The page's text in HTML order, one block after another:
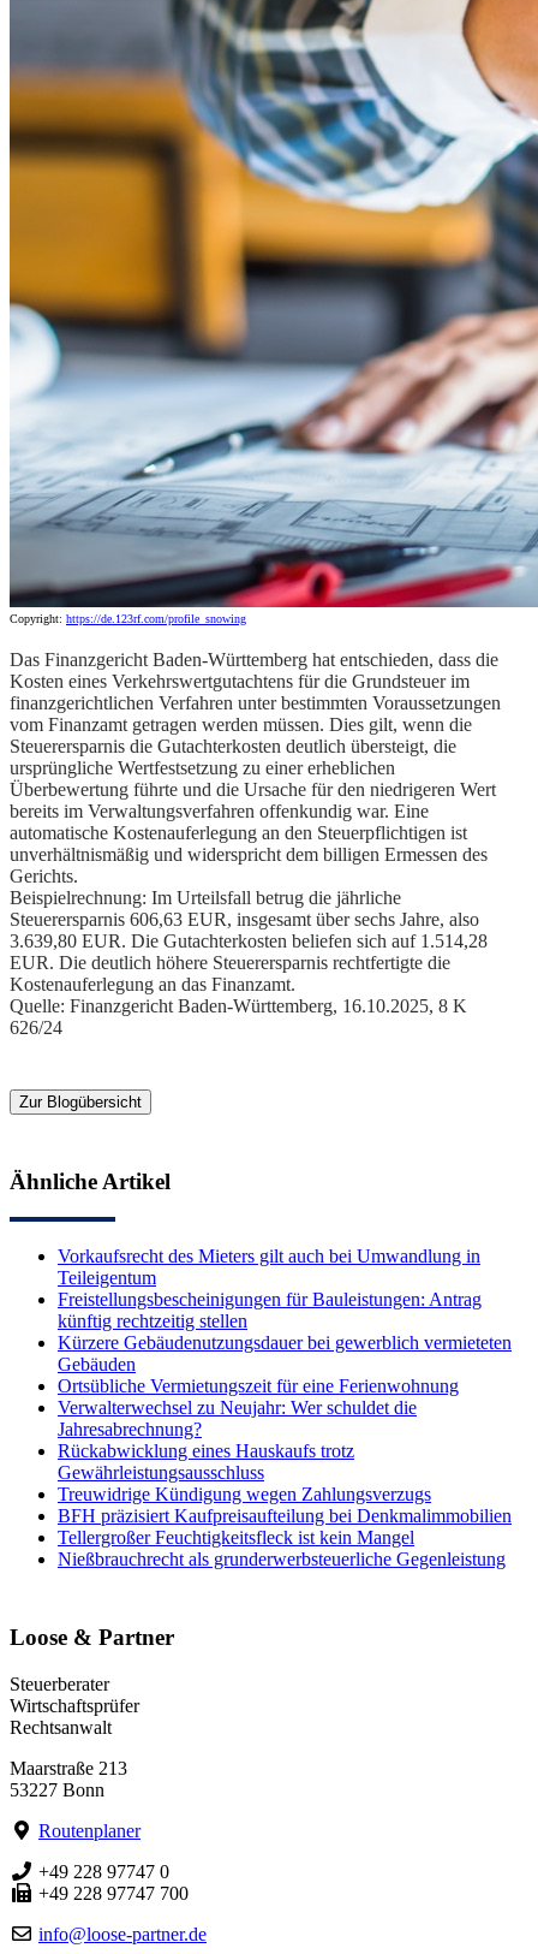
Copyright: https://de.123rf.com/profile_snowing
Das Finanzgericht Baden-Württemberg hat entschieden, dass die
Kosten eines Verkehrswertgutachtens für die Grundsteuer im
finanzgerichtlichen Verfahren unter bestimmten Voraussetzungen
vom Finanzamt getragen werden müssen. Dies gilt, wenn die
Steuerersparnis die Gutachterkosten deutlich übersteigt, die
ursprüngliche Wertfestsetzung zu einer erheblichen
Überbewertung führte und die Ursache für den niedrigeren Wert
bereits im Verwaltungsverfahren offenkundig war. Eine
automatische Kostenauferlegung an den Steuerpflichtigen ist
unverhältnismäßig und widerspricht dem billigen Ermessen des
Gerichts.
Beispielrechnung: Im Urteilsfall betrug die jährliche
Steuerersparnis 606,63 EUR, insgesamt über sechs Jahre, also
3.639,80 EUR. Die Gutachterkosten beliefen sich auf 1.514,28
EUR. Die deutlich höhere Steuerersparnis rechtfertigte die
Kostenauferlegung an das Finanzamt.
Quelle: Finanzgericht Baden-Württemberg, 16.10.2025, 8 K
626/24
Zur Blogübersicht
Ähnliche Artikel
Vorkaufsrecht des Mieters gilt auch bei Umwandlung in
Teileigentum
Freistellungsbescheinigungen für Bauleistungen: Antrag
künftig rechtzeitig stellen
Kürzere Gebäudenutzungsdauer bei gewerblich vermieteten
Gebäuden
Ortsübliche Vermietungszeit für eine Ferienwohnung
Verwalterwechsel zu Neujahr: Wer schuldet die
Jahresabrechnung?
Rückabwicklung eines Hauskaufs trotz
Gewährleistungsausschluss
Treuwidrige Kündigung wegen Zahlungsverzugs
BFH präzisiert Kaufpreisaufteilung bei Denkmalimmobilien
Tellergroßer Feuchtigkeitsfleck ist kein Mangel
Nießbrauchrecht als grunderwerbsteuerliche Gegenleistung
Loose & Partner
Steuerberater
Wirtschaftsprüfer
Rechtsanwalt
Maarstraße 213
53227 Bonn
Routenplaner
+49 228 97747 0
+49 228 97747 700
info@loose-partner.de